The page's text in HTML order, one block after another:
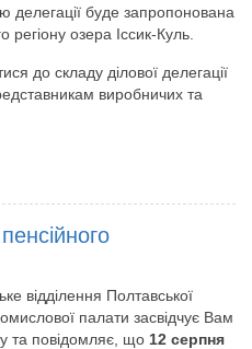
делегації буде запропонована
регіону озера Іссик-Куль.
до складу ділової делегації
виробничих та
відділення Полтавської
палати засвідчує Вам
та повідомляє, що 12 серпня